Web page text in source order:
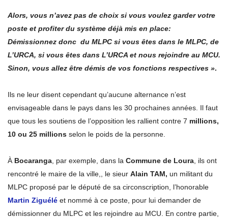
Alors, vous n’avez pas de choix si vous voulez garder votre
poste et profiter du système déjà mis en place:
Démissionnez donc du MLPC si vous êtes dans le MLPC, de
L’URCA, si vous êtes dans L’URCA et nous rejoindre au MCU.
Sinon, vous allez être démis de vos fonctions respectives ».
Ils ne leur disent cependant qu’aucune alternance n’est
envisageable dans le pays dans les 30 prochaines années. Il faut
que tous les soutiens de l’opposition les rallient contre 7 millions,
10 ou 25 millions selon le poids de la personne.
À Bocaranga, par exemple, dans la Commune de Loura, ils ont
rencontré le maire de la ville,, le sieur Alain TAM, un militant du
MLPC proposé par le député de sa circonscription, l’honorable
Martin Ziguélé et nommé à ce poste, pour lui demander de
démissionner du MLPC et les rejoindre au MCU. En contre partie,